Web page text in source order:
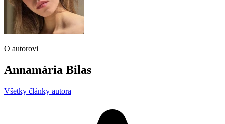
O autorovi
Annamária Bilas
Všetky články autora